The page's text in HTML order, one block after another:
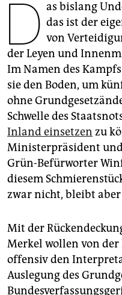
genossenschaft
epaper login
D as bislang
das ist der
von
der Leyen und
Im Namen des
sie den Boden, um
ohne
Schwelle des
Inland einsetzen zu
Ministerpräsident und
Grün-Befürworter
diesem
zwar nicht, bleibt
Mit der
Merkel wollen von der
offensiv den
Auslegung des